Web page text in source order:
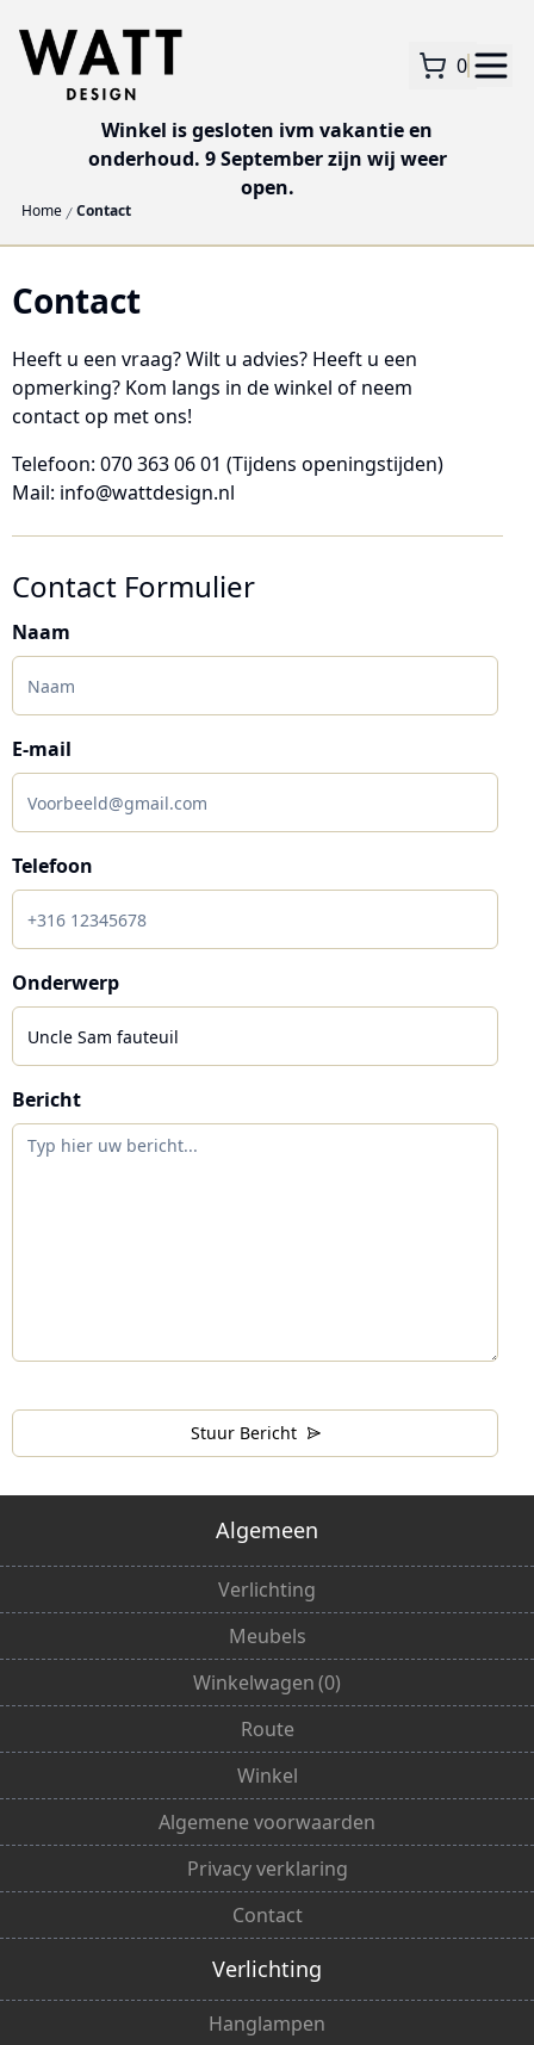
0
Winkel is gesloten ivm vakantie en
onderhoud. 9 September zijn wij weer
open.
Home Contact
Contact
Heeft u een vraag? Wilt u advies? Heeft u een
opmerking? Kom langs in de winkel of neem
contact op met ons!
Telefoon: 070 363 06 01 (Tijdens openingstijden)
Mail: info@wattdesign.nl
Contact Formulier
Naam
E-mail
Telefoon
Onderwerp
Bericht
Stuur Bericht
Algemeen
Verlichting
Meubels
Winkelwagen(0)
Route
Winkel
Algemene voorwaarden
Privacy verklaring
Contact
Verlichting
Hanglampen